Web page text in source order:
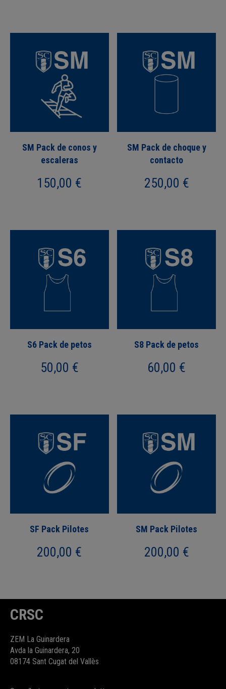
SM Pack de conos y
escaleras
150,00 €
SM Pack de choque y
contacto
250,00 €
S6 Pack de petos
50,00 €
S8 Pack de petos
60,00 €
SF Pack Pilotes
200,00 €
SM Pack Pilotes
200,00 €
CRSC
ZEM La Guinardera
Avda la Guinardera, 20
08174 Sant Cugat del Vallès